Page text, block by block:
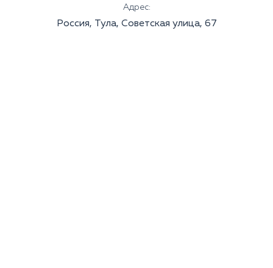
Адрес:
Россия, Тула, Советская улица, 67